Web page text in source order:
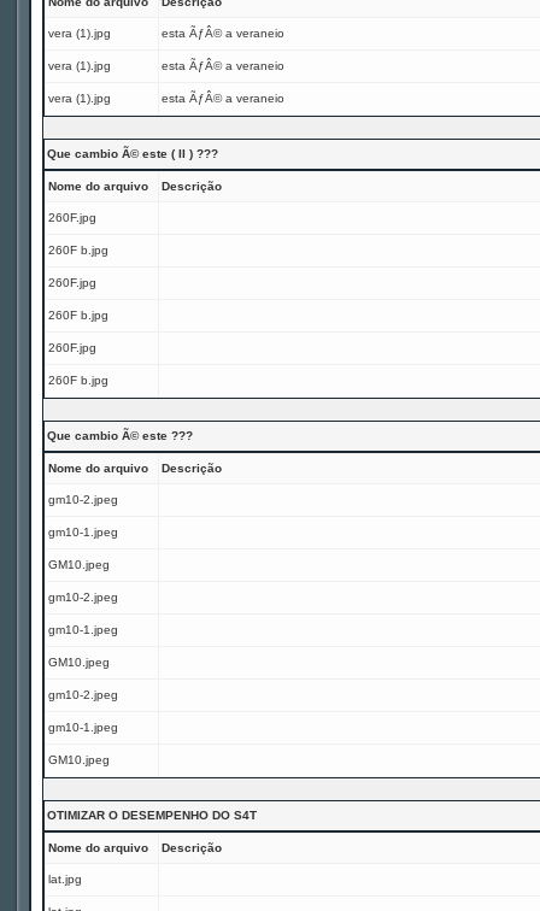
vera (1).jpg esta ÃƒÂ© a veraneio
vera (1).jpg esta ÃƒÂ© a veraneio
vera (1).jpg esta ÃƒÂ© a veraneio
Que cambio Ã© este ( II ) ???
Nome do arquivo Descrição
260F.jpg
260F b.jpg
260F.jpg
260F b.jpg
260F.jpg
260F b.jpg
Que cambio Ã© este ???
Nome do arquivo Descrição
gm10-2.jpeg
gm10-1.jpeg
GM10.jpeg
gm10-2.jpeg
gm10-1.jpeg
GM10.jpeg
gm10-2.jpeg
gm10-1.jpeg
GM10.jpeg
OTIMIZAR O DESEMPENHO DO S4T
Nome do arquivo Descrição
lat.jpg